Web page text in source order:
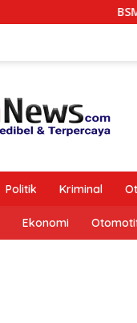
BSM CK
Politik Kriminal
Ekonomi